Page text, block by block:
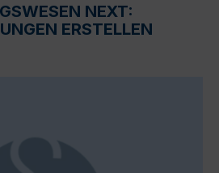
NEXT:
ERSTELLEN